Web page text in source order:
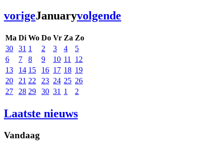
vorigeJanuaryvolgende
Ma Di Wo Do Vr Za Zo
30
31 1 2 3 4
5
6
7 8 9 10 11
12
13
14 15 16 17 18 19
20
21 22 23 24 25 26
27
28 29 30 31 1 2
Laatste nieuws
Vandaag